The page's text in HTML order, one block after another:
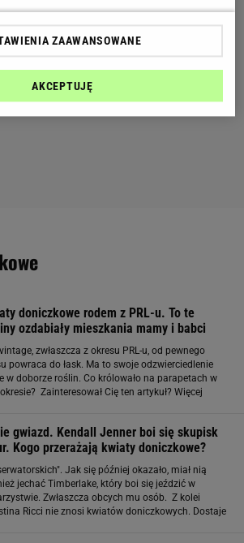
doniczkowe rodem z PRL-u. To te
ozdabiały mieszkania mamy i babci
zwłaszcza z okresu PRL-u, od pewnego
powraca do łask. Ma to swoje odzwierciedlenie
w doborze roślin. Co królowało na parapetach w
Zainteresował Cię ten artykuł? Więcej
gwiazd. Kendall Jenner boi się skupisk
Kogo przerażają kwiaty doniczkowe?
Jak się później okazało, miał nią
jechać Timberlake, który boi się jeździć w
Zwłaszcza obcych mu osób. Z kolei
Ricci nie znosi kwiatów doniczkowych. Dostaje
ZAAWANSOWANE
AKCEPTUJĘ